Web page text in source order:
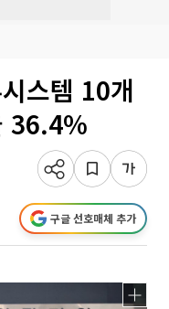
스템 10개
36.4%
구글 선호매체 추가